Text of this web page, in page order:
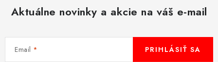
Aktuálne novinky a akcie na váš e-mail
Email PRIHLÁSIŤ SA